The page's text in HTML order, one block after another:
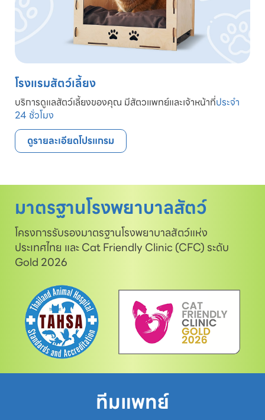
โรงแรมสัตว์เลี้ยง
บริการดูแลสัตว์เลี้ยงของคุณ มีสัตวแพทย์และเจ้าหน้าที่ประจำ
24 ชั่วโมง
ดูรายละเอียดโปรแกรม
มาตรฐานโรงพยาบาลสัตว์
โครงการรับรองมาตรฐานโรงพยาบาลสัตว์แห่ง
ประเทศไทย และ Cat Friendly Clinic (CFC) ระดับ
Gold 2026
ทีมแพทย์